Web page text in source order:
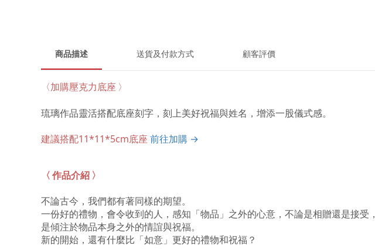
商品描述 送貨及付款方式 顧客評價
〈加購壓克力底座 〉
琉璃作品靈活搭配底座刻字，刻上美好祝福與姓名，增添一股儀式感。
建議搭配11*11*5cm底座前往加購 →
〈 作品介紹 〉
不論古今，我們都有著同樣的期望。
一份好的禮物，會令收到的人，感知「物品」之外的心意，不論是相贈還是接受，
是傾注於物品本身之外的情誼與祝福。
新的開始，還有什麼比「如意」更好的禮物和祝福？